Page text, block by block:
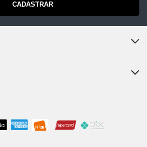
2.0 8V AP (1991 - 1994)
CADASTRAR